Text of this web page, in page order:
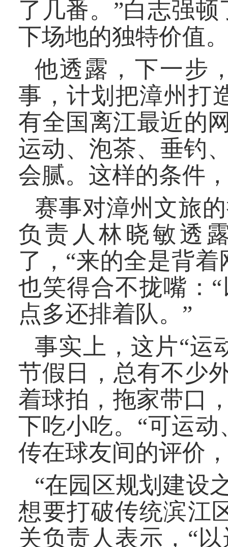
了几番。”白志强
下场地的独特价值
他透露，下一步
事，计划把漳州打
有全国离江最近的
运动、泡茶、垂钓
会腻。这样的条件
赛事对漳州文旅
负责人林晓敏透
了，“来的全是背
也笑得合不拢嘴：
点多还排着队。”
事实上，这片“运
节假日，总有不少
着球拍，拖家带口
下吃小吃。“可运
传在球友间的评价
“在园区规划建设
想要打破传统滨江
关负责人表示，“